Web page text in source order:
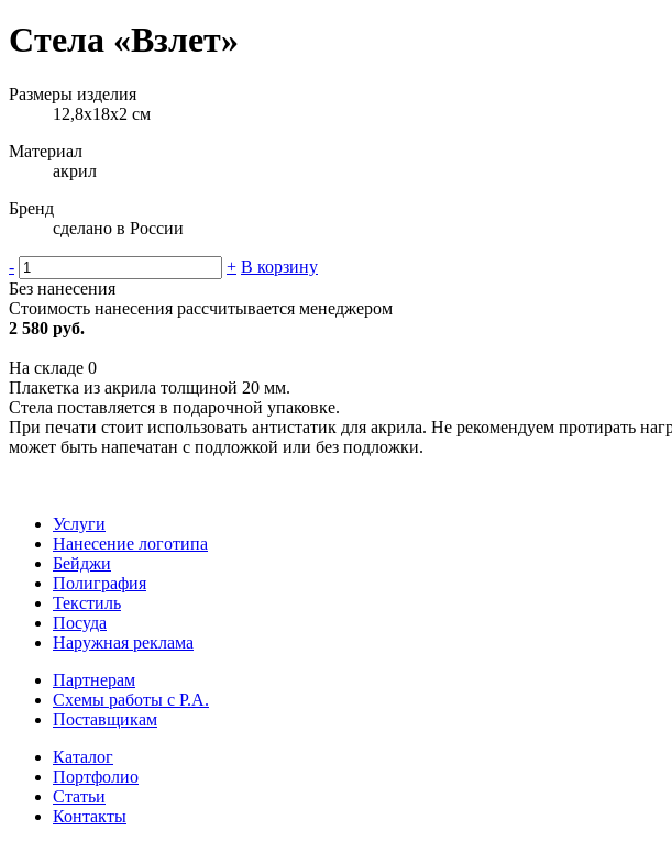
Стела «Взлет»
Размеры изделия
12,8х18х2 см
Материал
акрил
Бренд
сделано в России
- + В корзину
Без нанесения
Стоимость нанесения рассчитывается менеджером
2 580 руб.
На складе 0
Плакетка из акрила толщиной 20 мм.
Стела поставляется в подарочной упаковке.
При печати стоит использовать антистатик для акрила. Не рекомендуем протирать
может быть напечатан с подложкой или без подложки.
Услуги
Нанесение логотипа
Бейджи
Полиграфия
Текстиль
Посуда
Наружная реклама
Партнерам
Схемы работы с Р.А.
Поставщикам
Каталог
Портфолио
Статьи
Контакты